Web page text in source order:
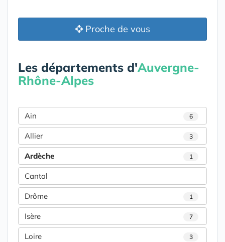
Proche de vous
Les départements d'Auvergne-
Rhône-Alpes
Ain 6
Allier 3
Ardèche 1
Cantal
Drôme 1
Isère 7
Loire 3